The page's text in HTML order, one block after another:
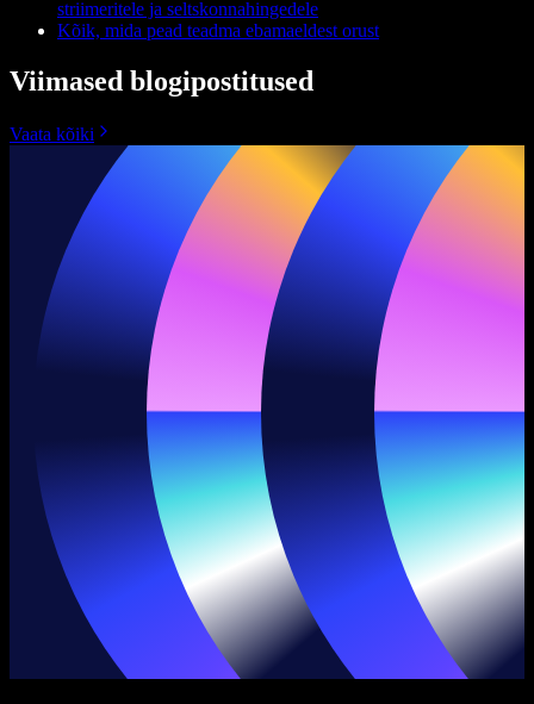
striimeritele ja seltskonnahingedele
Kõik, mida pead teadma ebamaeldest orust
Viimased blogipostitused
Vaata kõiki